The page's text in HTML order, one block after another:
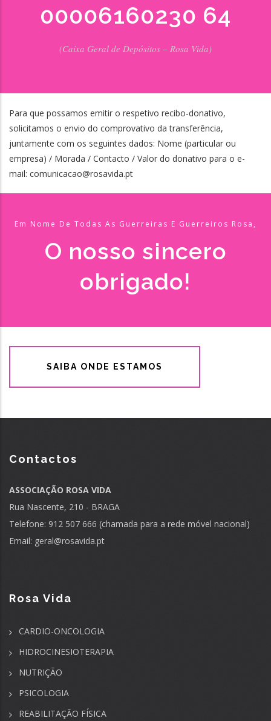
00006160230 64
(Caixa Geral de Depósitos – Rosa Vida)
Para que possamos emitir o respetivo recibo-donativo,
solicitamos o envio do comprovativo da transferência,
juntamente com os seguintes dados: Nome (particular ou
empresa) / Morada / Contacto / Valor do donativo para o e-
mail: comunicacao@rosavida.pt
Em Nome De Todas As Guerreiras E Guerreiros Rosa,
O nosso sincero
obrigado!
SAIBA ONDE ESTAMOS
Contactos
ASSOCIAÇÃO ROSA VIDA
Rua Nascente, 210 - BRAGA
Telefone: 912 507 666 (chamada para a rede móvel nacional)
Email: geral@rosavida.pt
Rosa Vida
CARDIO-ONCOLOGIA
HIDROCINESIOTERAPIA
NUTRIÇÃO
PSICOLOGIA
REABILITAÇÃO FÍSICA